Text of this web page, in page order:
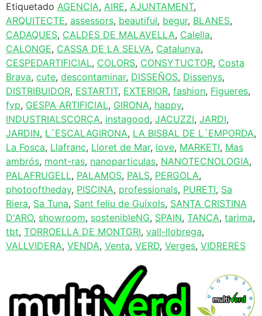
Etiquetado AGENCIA, AIRE, AJUNTAMENT,
ARQUITECTE, assessors, beautiful, begur, BLANES,
CADAQUES, CALDES DE MALAVELLA, Calella,
CALONGE, CASSA DE LA SELVA, Catalunya,
CESPEDARTIFICIAL, COLORS, CONSYTUCTOR, Costa
Brava, cute, descontaminar, DISSEÑOS, Dissenys,
DISTRIBUIDOR, ESTARTIT, EXTERIOR, fashion, Figueres,
fyp, GESPA ARTIFICIAL, GIRONA, happy,
INDUSTRIALSCORÇA, instagood, JACUZZI, JARDI,
JARDIN, L´ESCALAGIRONA, LA BISBAL DE L´EMPORDA,
La Fosca, Llafranc, Lloret de Mar, love, MARKETI, Mas
ambrós, mont-ras, nanoparticulas, NANOTECNOLOGIA,
PALAFRUGELL, PALAMOS, PALS, PERGOLA,
photooftheday, PISCINA, professionals, PURETI, Sa
Riera, Sa Tuna, Sant feliu de Guíxols, SANTA CRISTINA
D'ARO, showroom, sostenibleNG, SPAIN, TANCA, tarima,
tbt, TORROELLA DE MONTGRI, vall-llobrega,
VALLVIDERA, VENDA, Venta, VERD, Verges, VIDRERES